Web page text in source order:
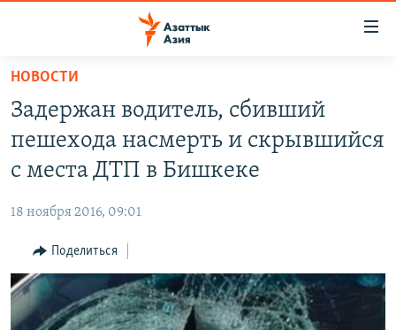
Вернуться
основному
содержанию
главной
навигации
Вернутся
поиску
КАЗАХСТАН
КЫРГЫЗСТАН
ТАДЖИКИСТАН
НОВОСТИ
ВОЙНА В УКРАИНЕ
ҚАЗАҚША
КЫРГЫЗЧА
ЎЗБЕКЧА
ТОҶИКӢ
Все сайты РСЕ/РС
НОВОСТИ
Задержан водитель, сбивший
пешехода насмерть и скрывшийся
с места ДТП в Бишкеке
18 ноября 2016, 09:01
Поделиться